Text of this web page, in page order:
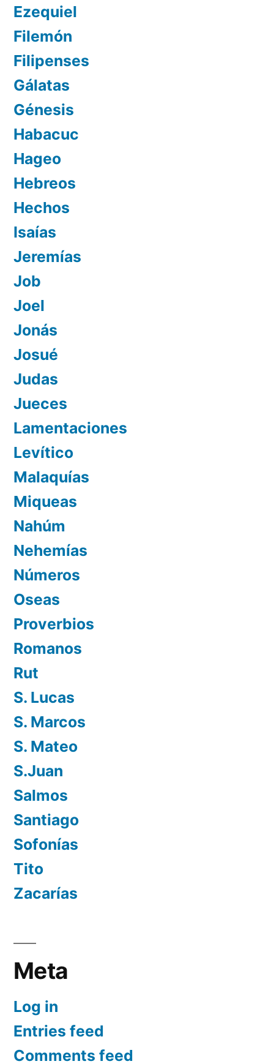
Ezequiel
Filemón
Filipenses
Gálatas
Génesis
Habacuc
Hageo
Hebreos
Hechos
Isaías
Jeremías
Job
Joel
Jonás
Josué
Judas
Jueces
Lamentaciones
Levítico
Malaquías
Miqueas
Nahúm
Nehemías
Números
Oseas
Proverbios
Romanos
Rut
S. Lucas
S. Marcos
S. Mateo
S.Juan
Salmos
Santiago
Sofonías
Tito
Zacarías
Meta
Log in
Entries feed
Comments feed